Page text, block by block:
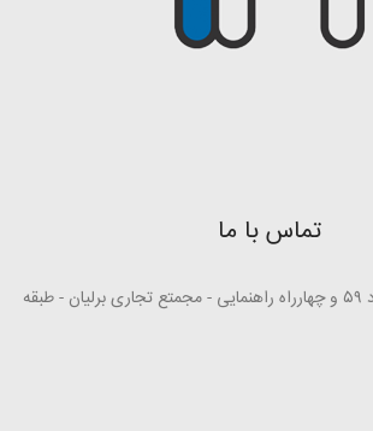
تماس با ما
مشهد - حدفاصل سناباد ۵۹ و چهارراه راهنمایی - مجمتع تجاری برلیان - طبقه